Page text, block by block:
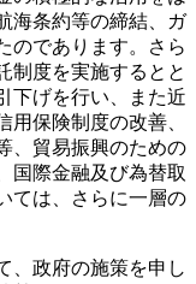
海条約等の締結、ガ
のであります。さら
制度を実施するとと
下げを行い、また近
用保険制度の改善、
、貿易振興のための
国際金融及び為替取
ては、さらに一層の
、政府の施策を申し